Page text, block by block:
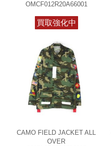
OMCF012R20A66001
買取強化中
CAMO FIELD JACKET ALL
OVER